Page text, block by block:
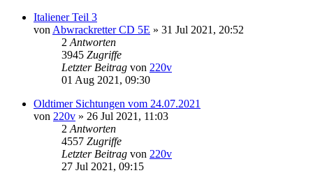
Italiener Teil 3
von Abwrackretter CD 5E » 31 Jul 2021, 20:52
2 Antworten
3945 Zugriffe
Letzter Beitrag von 220v
01 Aug 2021, 09:30
Oldtimer Sichtungen vom 24.07.2021
von 220v » 26 Jul 2021, 11:03
2 Antworten
4557 Zugriffe
Letzter Beitrag von 220v
27 Jul 2021, 09:15